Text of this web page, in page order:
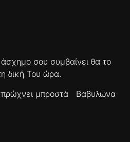
σου συμβαίνει θα το
δική Του ώρα.
μπροστά
Βαβυλώνα